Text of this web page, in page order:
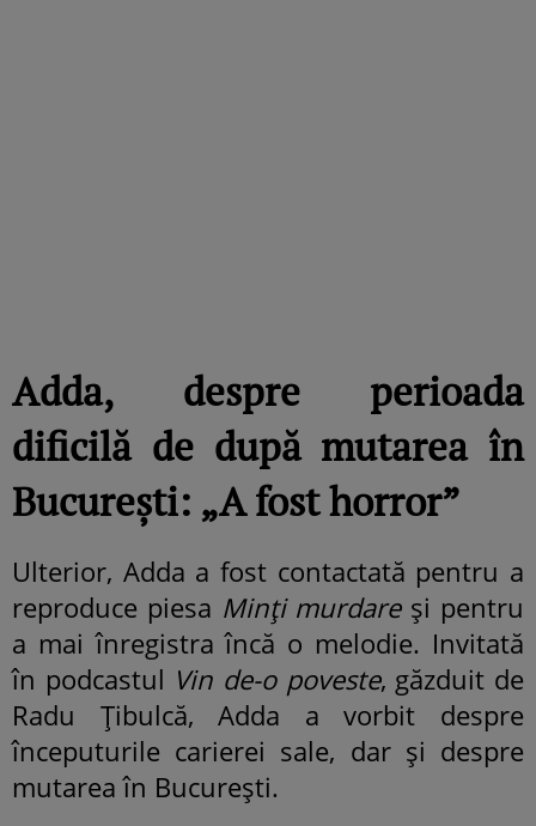
Adda, despre perioada
dificilă de după mutarea în
București: „A fost horror”
Ulterior, Adda a fost contactată pentru a
reproduce piesa Minți murdareși pentru
a mai înregistra încă o melodie. Invitată
în podcastul Vin de-o poveste, găzduit de
Radu Țibulcă, Adda a vorbit despre
începuturile carierei sale, dar și despre
mutarea în București.